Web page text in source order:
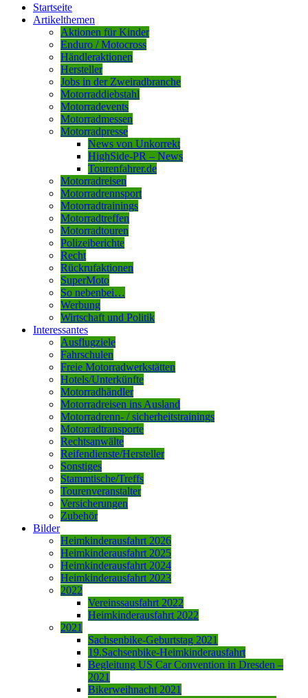
Startseite
Artikelthemen
Aktionen für Kinder
Enduro / Motocross
Händleraktionen
Hersteller
Jobs in der Zweiradbranche
Motorraddiebstahl
Motorradevents
Motorradmessen
Motorradpresse
News von Unkorrekt
HighSide-PR – News
Tourenfahrer.de
Motorradreisen
Motorradrennsport
Motorradtrainings
Motorradtreffen
Motorradtouren
Polizeiberichte
Recht
Rückrufaktionen
SuperMoto
So nebenbei…
Werbung
Wirtschaft und Politik
Interessantes
Ausflugziele
Fahrschulen
Freie Motorradwerkstätten
Hotels/Unterkünfte
Motorradhändler
Motorradreisen ins Ausland
Motorradrenn- / sicherheitstrainings
Motorradtransporte
Rechtsanwälte
Reifendienste/Hersteller
Sonstiges
Stammtische/Treffs
Tourenveranstalter
Versicherungen
Zubehör
Bilder
Heimkinderausfahrt 2026
Heimkinderausfahrt 2025
Heimkinderausfahrt 2024
Heimkinderausfahrt 2023
2022
Vereinssausfahrt 2022
Heimkinderausfahrt 2022
2021
Sachsenbike-Geburtstag 2021
19.Sachsenbike-Heimkinderausfahrt
Begleitung US Car Convention in Dresden –
2021
Bikerweihnacht 2021